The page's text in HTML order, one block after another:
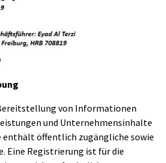
von Informationen
und Unternehmensinhalte
enthält öffentlich zugängliche sowie
Eine Registrierung ist für die